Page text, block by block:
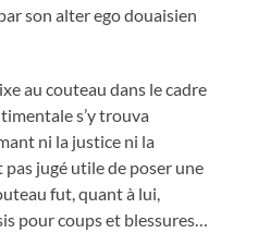
son alter ego douaisien
au couteau dans le cadre
s’y trouva
ni la justice ni la
pas jugé utile de poser une
fut, quant à lui,
pour coups et blessures…